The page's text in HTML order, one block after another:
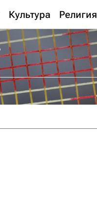
Культура Религия